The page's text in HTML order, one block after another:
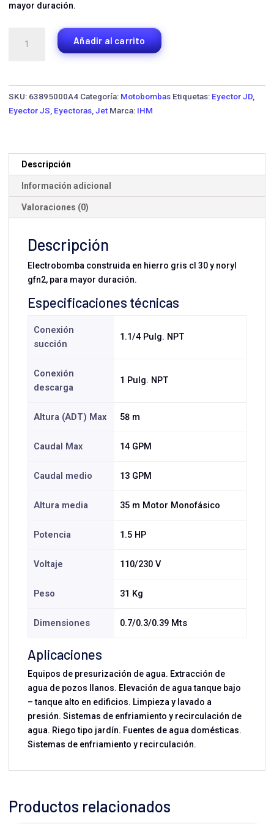
mayor duración.
Eyectora
1.5
cantidad
Añadir al carrito
SKU: 63895000A4 Categoría: Motobombas Etiquetas: Eyector JD
Eyector JS Eyectoras Jet Marca: IHM
Descripción
Información adicional
Valoraciones (0)
Descripción
Electrobomba construida en hierro gris cl 30 y noryl
gfn2, para mayor duración.
Especificaciones técnicas
Conexión
succión
1.1/4 Pulg. NPT
Conexión
descarga
1 Pulg. NPT
Altura (ADT) Max 58 m
Caudal Max 14 GPM
Caudal medio 13 GPM
Altura media 35 m Motor Monofásico
Potencia 1.5 HP
Voltaje 110/230 V
Peso 31 Kg
Dimensiones 0.7/0.3/0.39 Mts
Aplicaciones
Equipos de presurización de agua. Extracción de
agua de pozos llanos. Elevación de agua tanque bajo
– tanque alto en edificios. Limpieza y lavado a
presión. Sistemas de enfriamiento y recirculación de
agua. Riego tipo jardín. Fuentes de agua domésticas.
Sistemas de enfriamiento y recirculación.
Productos relacionados